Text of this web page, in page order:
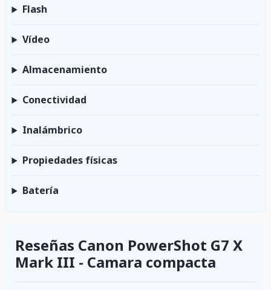
Flash
Vídeo
Almacenamiento
Conectividad
Inalámbrico
Propiedades físicas
Batería
Reseñas Canon PowerShot G7 X
Mark III - Camara compacta